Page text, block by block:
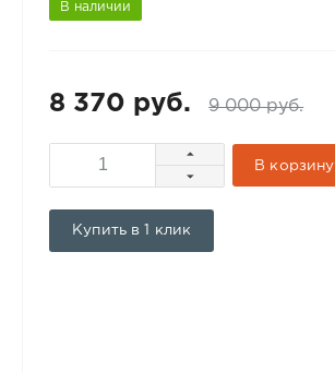
В наличии
8 370 руб. 9 000 руб.
В корзину
Купить в 1 клик